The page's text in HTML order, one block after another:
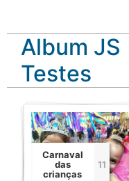
adipiscing
ullamcorper
Album JS
Testes
Carnaval
das
crianças
11